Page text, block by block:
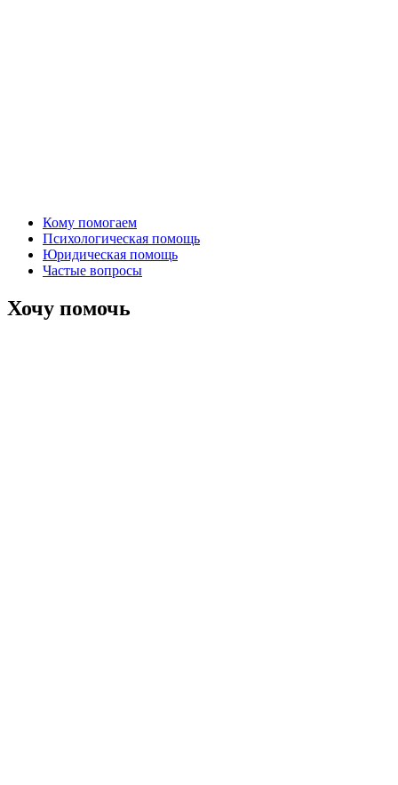
Кому помогаем
Психологическая помощь
Юридическая помощь
Частые вопросы
Хочу помочь